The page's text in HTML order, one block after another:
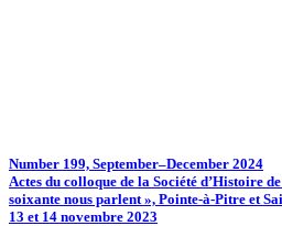
Number 199, September–December 2024
Actes du colloque de la Société d’Histoire
soixante nous parlent », Pointe-à-Pitre et
13 et 14 novembre 2023